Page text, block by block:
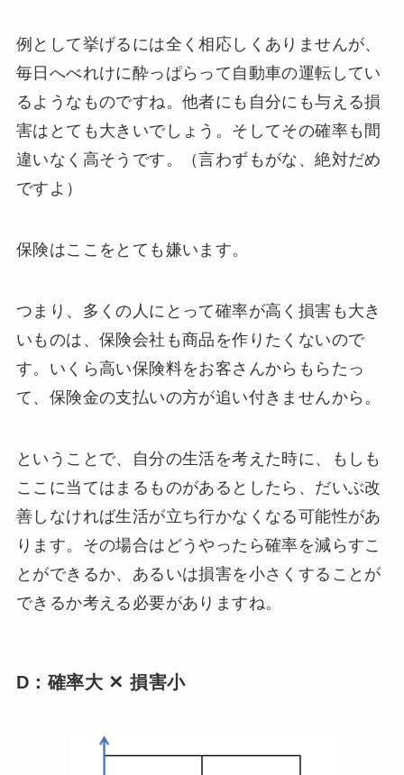
例として挙げるには全く相応しくありませんが、
毎日へべれけに酔っぱらって自動車の運転してい
るようなものですね。他者にも自分にも与える損
害はとても大きいでしょう。そしてその確率も間
違いなく高そうです。（言わずもがな、絶対だめ
ですよ）
保険はここをとても嫌います。
つまり、多くの人にとって確率が高く損害も大き
いものは、保険会社も商品を作りたくないので
す。いくら高い保険料をお客さんからもらたっ
て、保険金の支払いの方が追い付きませんから。
ということで、自分の生活を考えた時に、もしも
ここに当てはまるものがあるとしたら、だいぶ改
善しなければ生活が立ち行かなくなる可能性があ
ります。その場合はどうやったら確率を減らすこ
とができるか、あるいは損害を小さくすることが
できるか考える必要がありますね。
D：確率大 ✕ 損害小